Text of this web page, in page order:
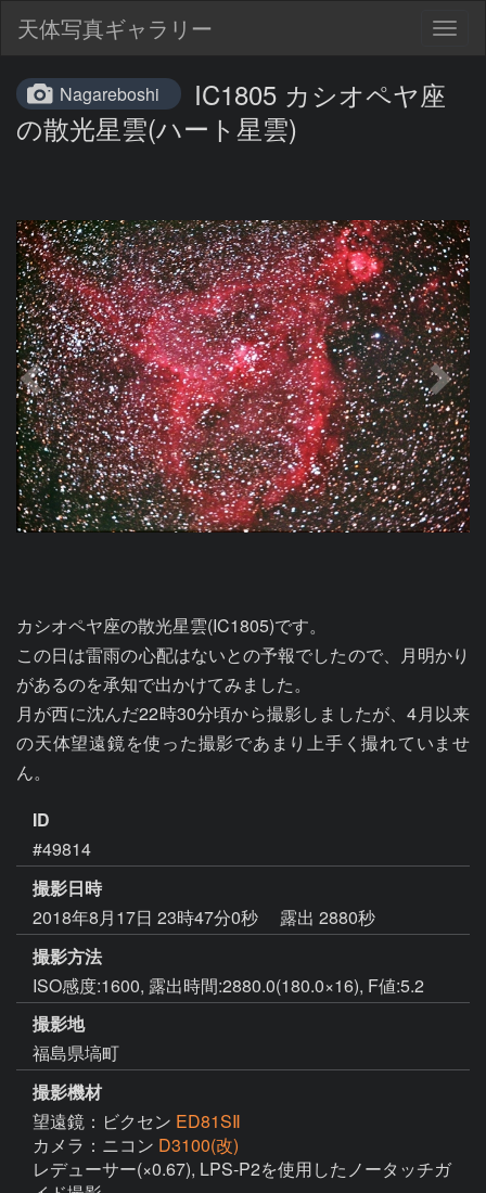
天体写真ギャラリー
Nagareboshi
IC1805 カシオペヤ座
の散光星雲(ハート星雲)
カシオペヤ座の散光星雲(IC1805)です。
この日は雷雨の心配はないとの予報でしたので、月明かり
があるのを承知で出かけてみました。
月が西に沈んだ22時30分頃から撮影しましたが、4月以来
の天体望遠鏡を使った撮影であまり上手く撮れていませ
ん。
ID
#49814
撮影日時
2018年8月17日 23時47分0秒
露出 2880秒
撮影方法
ISO感度:1600, 露出時間:2880.0(180.0×16), F値:5.2
撮影地
福島県塙町
撮影機材
望遠鏡：ビクセン ED81SⅡ
カメラ：ニコン D3100(改)
レデューサー(×0.67), LPS-P2を使用したノータッチガ